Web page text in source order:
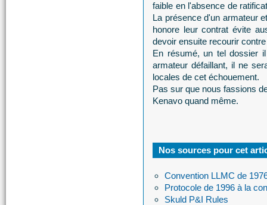
faible en l'absence de
La présence d'un armateur
honore leur contrat évite
devoir ensuite recourir
En résumé, un tel dossier
armateur défaillant, il ne
locales de cet échouement.
Pas sur que nous fassions
Kenavo quand même.
Nos sources pour cet
Convention LLMC de
Protocole de 1996 à la
Skuld P&I Rules